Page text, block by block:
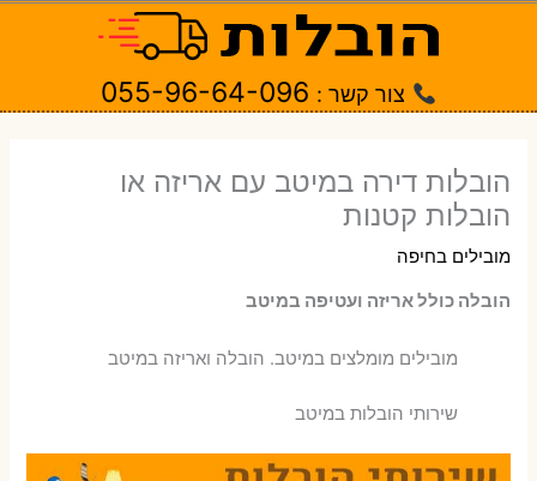
צור קשר : 055-96-64-096
הובלות דירה במיטב עם אריזה או
הובלות קטנות
מובילים בחיפה
הובלה כולל אריזה ועטיפה במיטב
‫מובילים מומלצים במיטב. הובלה ואריזה במיטב
שירותי הובלות במיטב